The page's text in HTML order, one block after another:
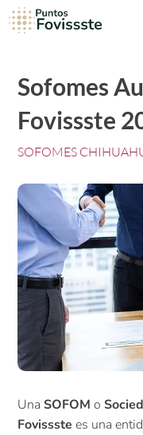
Sofomes
Fovissste
SOFOMES
UnaSOFOM o
Fovissstees una